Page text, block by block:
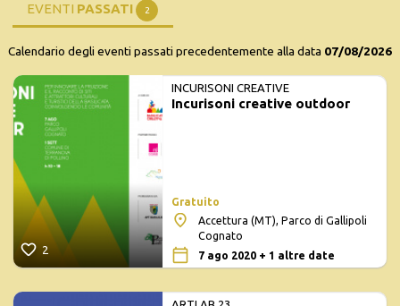
EVENTI PASSATI 2
Calendario degli eventi passati precedentemente alla data 07/08/2026
2
INCURISONI CREATIVE
Incurisoni creative outdoor
Gratuito
Accettura (MT), Parco di Gallipoli
Cognato
7 ago 2020 + 1 altre date